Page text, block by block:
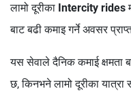
लामो दूरीका Intercity rides
बाट बढी कमाइ गर्ने अवसर
यस सेवाले दैनिक कमाई क्षमता
छ, किनभने लामो दूरीका यात्रा